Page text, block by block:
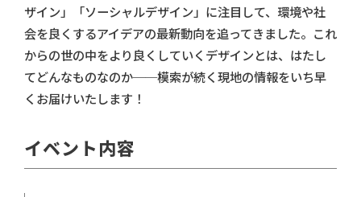
ザイン」「ソーシャルデザイン」に注目して、環境や社
会を良くするアイデアの最新動向を追ってきました。これ
からの世の中をより良くしていくデザインとは、はたし
てどんなものなのか──模索が続く現地の情報をいち早
くお届けいたします！
イベント内容